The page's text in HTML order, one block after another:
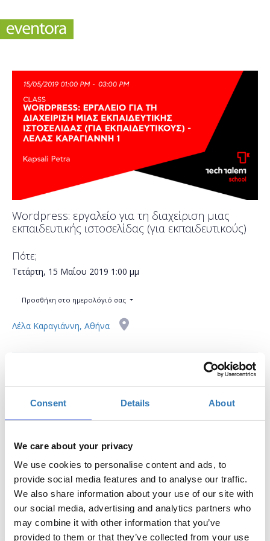
Consent Details About
We care about your privacy
We use cookies to personalise content and ads, to
provide social media features and to analyse our traffic.
We also share information about your use of our site with
our social media, advertising and analytics partners who
may combine it with other information that you’ve
provided to them or that they’ve collected from your use
Wordpress: εργαλείο για τη διαχείριση μιας
εκπαιδευτικής ιστοσελίδας (για εκπαιδευτικούς)
Πότε;
Τετάρτη, 15 Μαΐου 2019 1:00 μμ
Προσθήκη στο ημερολόγιό σας
Λέλα Καραγιάννη, Αθήνα
Η περίοδος εγγραφών έχει λήξει.
Το σεμινάριο απευθύνεται σε εκπαιδευτικούς Α/θμιας και
Β/θμιας Εκπαίδευσης (Δημόσιας και Ιδιωτικής) οι οποίοι
επιθυμούν να εξοικειωθούν με ψηφιακά εργαλεία τα οποία
προωθούν και βελτιώνουν το επίπεδο της διαδικτυακής
μάθησης. Οι συμμετέχοντες θα μάθουν πως μπορούν να